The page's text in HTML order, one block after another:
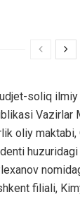
soliq
Vazirlar
oliy maktabi,
filiali,